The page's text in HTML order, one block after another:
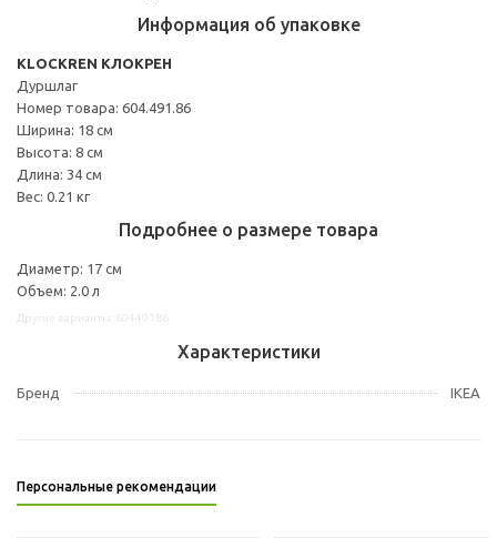
Информация об упаковке
KLOCKREN КЛОКРЕН
Дуршлаг
Номер товара: 604.491.86
Ширина: 18 см
Высота: 8 см
Длина: 34 см
Вес: 0.21 кг
Подробнее о размере товара
Диаметр: 17 см
Объем: 2.0 л
Характеристики
Бренд IKEA
Персональные рекомендации